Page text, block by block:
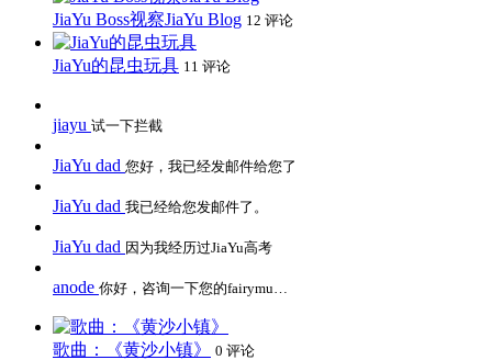
JiaYu Boss视察JiaYu Blog 12 评论
JiaYu的昆虫玩具 11 评论
jiayu 试一下拦截
JiaYu dad 您好，我已经发邮件给您了
JiaYu dad 我已经给您发邮件了。
JiaYu dad 因为我经历过JiaYu高考
anode 你好，咨询一下您的fairymu…
歌曲：《黄沙小镇》 0 评论